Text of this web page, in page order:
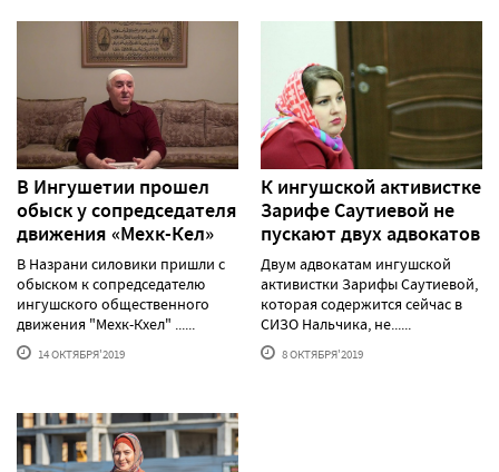
В Ингушетии прошел
обыск у сопредседателя
движения «Мехк-Кел»
В Назрани силовики пришли с
обыском к сопредседателю
ингушского общественного
движения "Мехк-Кхел" ......
14 ОКТЯБРЯ'2019
К ингушской активистке
Зарифе Саутиевой не
пускают двух адвокатов
Двум адвокатам ингушской
активистки Зарифы Саутиевой,
которая содержится сейчас в
СИЗО Нальчика, не......
8 ОКТЯБРЯ'2019